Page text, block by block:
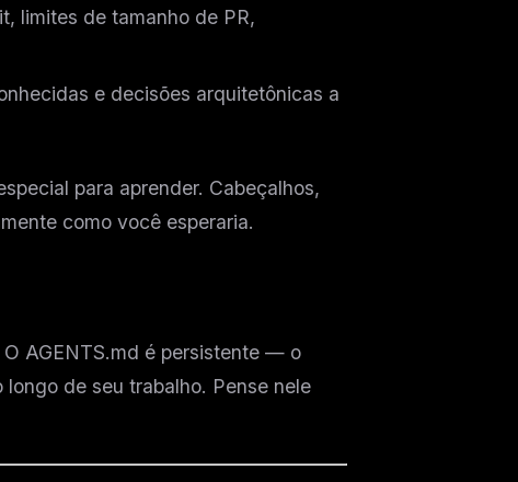
limites de tamanho de PR,
e decisões arquitetônicas a
para aprender. Cabeçalhos,
como você esperaria.
AGENTS.md é persistente — o
de seu trabalho. Pense nele